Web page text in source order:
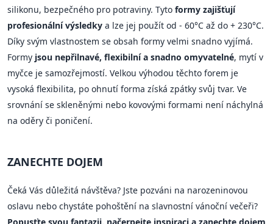
silikonu, bezpečného pro potraviny. Tyto formy zajišťují
profesionální výsledky a lze jej použít od - 60°C až do + 230°C.
Díky svým vlastnostem se obsah formy velmi snadno vyjímá.
Formy jsou nepřilnavé, flexibilní a snadno omyvatelné, mytí v
myčce je samozřejmostí. Velkou výhodou těchto forem je
vysoká flexibilita, po ohnutí forma získá zpátky svůj tvar. Ve
srovnání se skleněnými nebo kovovými formami není náchylná
na oděry či poničení.
ZANECHTE DOJEM
Čeká Vás důležitá návštěva? Jste pozváni na narozeninovou
oslavu nebo chystáte pohoštění na slavnostní vánoční večeři?
Popusťte svou fantazii, načerpejte inspiraci a zanechte dojem